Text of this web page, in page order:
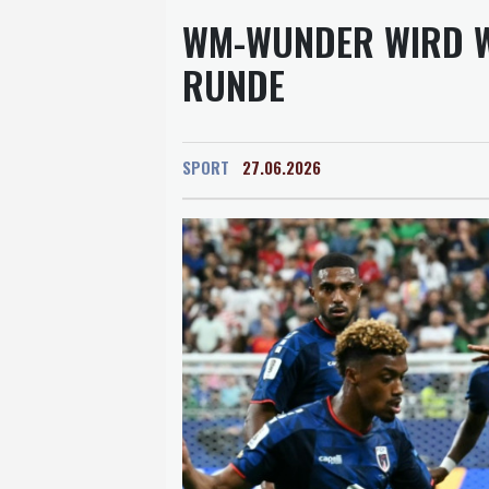
WM-WUNDER WIRD
RUNDE
SPORT 27.06.2026